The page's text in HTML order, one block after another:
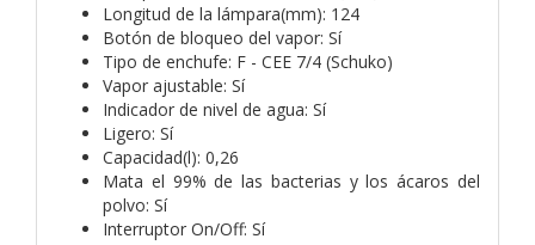
Longitud de la lámpara(mm): 124
Botón de bloqueo del vapor: Sí
Tipo de enchufe: F - CEE 7/4 (Schuko)
Vapor ajustable: Sí
Indicador de nivel de agua: Sí
Ligero: Sí
Capacidad(l): 0,26
Mata el 99% de las bacterias y los ácaros del
polvo: Sí
Interruptor On/Off: Sí